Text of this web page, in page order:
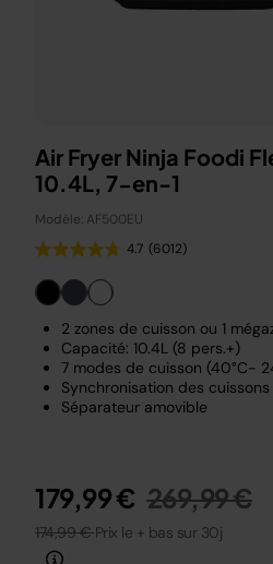
Air Fryer Ninja Foodi
10.4L, 7-en-1
Modèle: AF500EU
4.7 (6012)
2 zones de cuisson ou 1
Capacité: 10.4L (8 pers.+)
7 modes de cuisson (40°C-
Synchronisation des cuissons
Séparateur amovible
179,99 € Prix réduit
269,99 €au
174,99 €Prix le + bas sur 30j